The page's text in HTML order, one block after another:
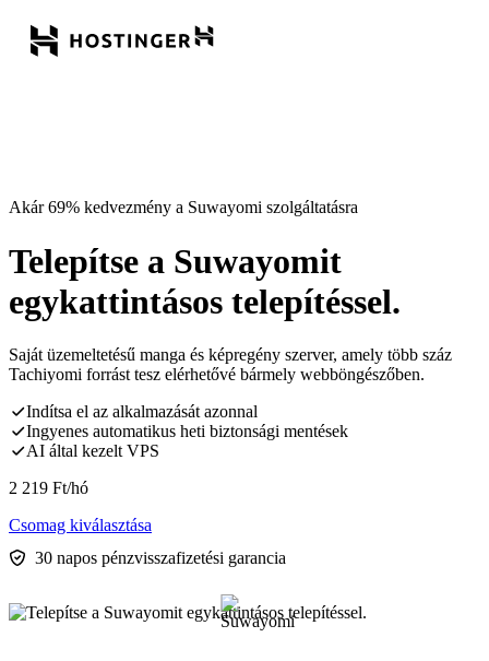
Akár 69% kedvezmény a Suwayomi szolgáltatásra
Telepítse a Suwayomit
egykattintásos telepítéssel.
Saját üzemeltetésű manga és képregény szerver, amely több száz
Tachiyomi forrást tesz elérhetővé bármely webböngészőben.
Indítsa el az alkalmazását azonnal
Ingyenes automatikus heti biztonsági mentések
AI által kezelt VPS
2 219 Ft/hó
Csomag kiválasztása
30 napos pénzvisszafizetési garancia